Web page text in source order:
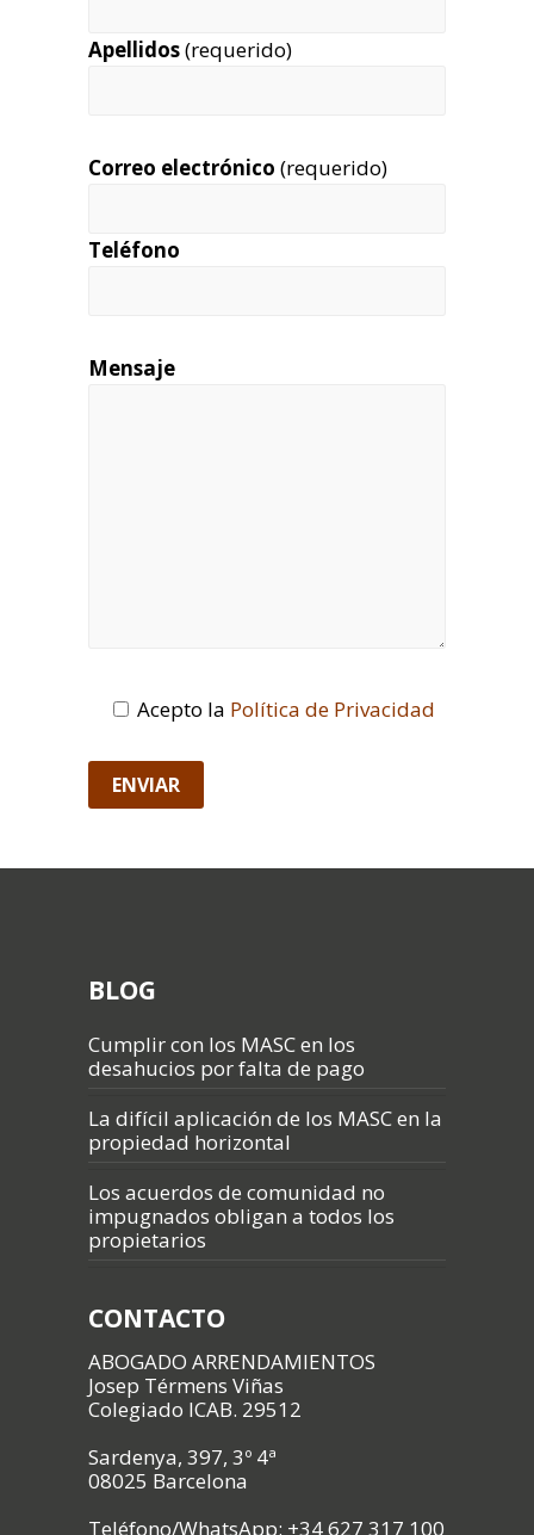
Apellidos(requerido)
Correo electrónico (requerido)
Teléfono
Mensaje
Acepto la Política de Privacidad
BLOG
Cumplir con los MASC en los
desahucios por falta de pago
La difícil aplicación de los MASC en la
propiedad horizontal
Los acuerdos de comunidad no
impugnados obligan a todos los
propietarios
CONTACTO
ABOGADO ARRENDAMIENTOS
Josep Térmens Viñas
Colegiado ICAB. 29512
Sardenya, 397, 3º 4ª
08025 Barcelona
Teléfono/WhatsApp: +34 627 317 100